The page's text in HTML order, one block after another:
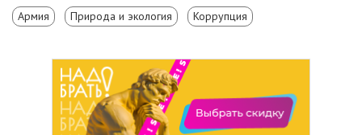
Армия Природа и экология Коррупция